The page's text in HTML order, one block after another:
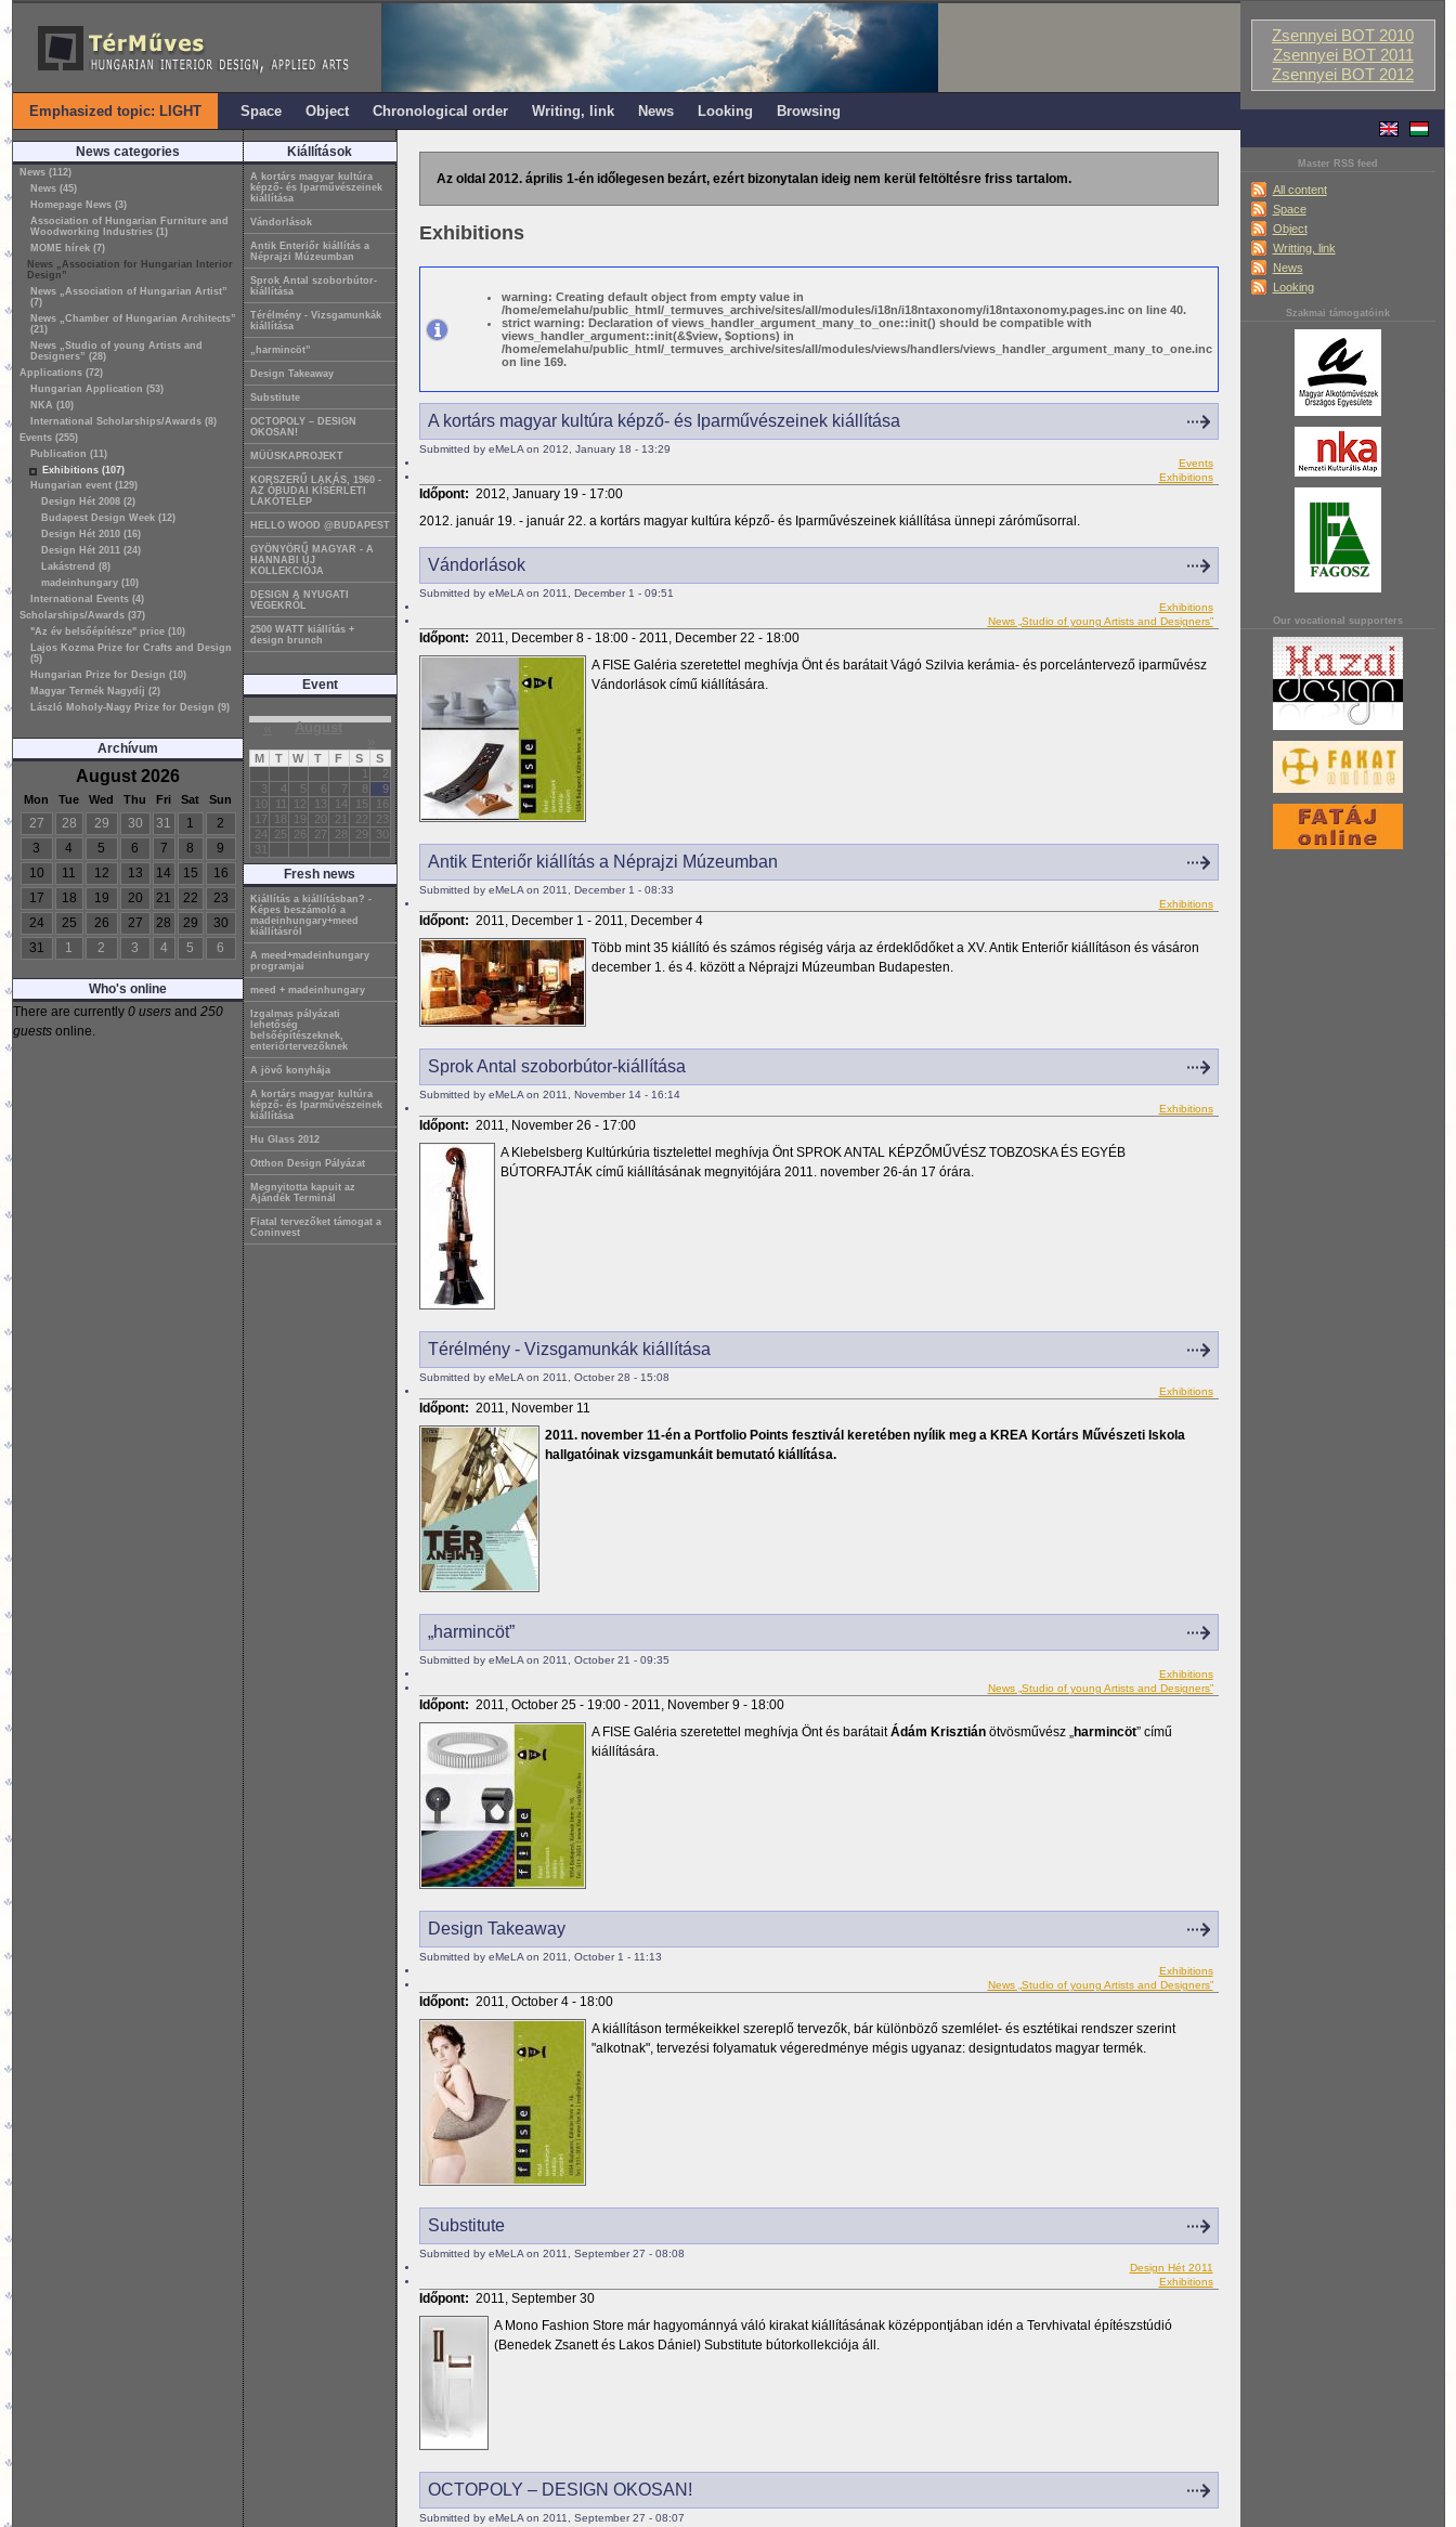
Zsennyei BOT 2010
Zsennyei BOT 2011
Zsennyei BOT 2012
Master RSS feed
All content
Space
Object
Writting, link
News
Looking
Szakmai támogatóink
Our vocational supporters
Emphasized topic: LIGHT Space Object Chronological order Writing, link News Looking Browsing
News categories
News (112)
News (45)
Homepage News (3)
Association of Hungarian Furniture and
Woodworking Industries (1)
MOME hírek (7)
News „Association for Hungarian Interior
Design”
News „Association of Hungarian Artist”
(7)
News „Chamber of Hungarian Architects”
(21)
News „Studio of young Artists and
Designers” (28)
Applications (72)
Hungarian Application (53)
NKA (10)
International Scholarships/Awards (8)
Events (255)
Publication (11)
Exhibitions (107)
Hungarian event (129)
Design Hét 2008 (2)
Budapest Design Week (12)
Design Hét 2010 (16)
Design Hét 2011 (24)
Lakástrend (8)
madeinhungary (10)
International Events (4)
Scholarships/Awards (37)
"Az év belsőépítésze" price (10)
Lajos Kozma Prize for Crafts and Design
(5)
Hungarian Prize for Design (10)
Magyar Termék Nagydíj (2)
László Moholy-Nagy Prize for Design (9)
Archívum
August 2026
Mon Tue Wed Thu Fri Sat Sun
27 28 29 30 31 1
2
3
4 5 6 7 8
9
10
11 12 13 14 15
16
17
18 19 20 21 22
23
24
25 26 27 28 29
30
31
1 2 3 4 5 6
Who's online
There are currently 0 usersand 250
guestsonline.
Kiállítások
A kortárs magyar kultúra
képző- és Iparművészeinek
kiállítása
Vándorlások
Antik Enteriőr kiállítás a
Néprajzi Múzeumban
Sprok Antal szoborbútor-
kiállítása
Térélmény - Vizsgamunkák
kiállítása
„harmincöt”
Design Takeaway
Substitute
OCTOPOLY – DESIGN
OKOSAN!
MÜÜSKAPROJEKT
KORSZERŰ LAKÁS, 1960 -
AZ ÓBUDAI KÍSÉRLETI
LAKÓTELEP
HELLO WOOD @BUDAPEST
GYÖNYÖRŰ MAGYAR - A
HANNABI ÚJ
KOLLEKCIÓJA
DESIGN A NYUGATI
VÉGEKRŐL
2500 WATT kiállítás +
design brunch
Event
« August
M T W T F S
S
1
2
3
4 5 6 7 8
9
10
11 12 13 14 15
16
17
18 19 20 21 22
23
24
25 26 27 28 29
30
31
Fresh news
Kiállítás a kiállításban? -
Képes beszámoló a
madeinhungary+meed
kiállításról
A meed+madeinhungary
programjai
meed + madeinhungary
Izgalmas pályázati
lehetőség
belsőépítészeknek,
enteriőrtervezőknek
A jövő konyhája
A kortárs magyar kultúra
képző- és Iparművészeinek
kiállítása
Hu Glass 2012
Otthon Design Pályázat
Megnyitotta kapuit az
Ajándék Terminál
Fiatal tervezőket támogat a
Coninvest
Az oldal 2012. április 1-én időlegesen bezárt, ezért bizonytalan ideig nem kerül feltöltésre friss tartalom.
Exhibitions
warning: Creating default object from empty value in
/home/emelahu/public_html/_termuves_archive/sites/all/modules/i18n/i18ntaxonomy/i18ntaxonomy.pages.inc on line 40.
strict warning: Declaration of views_handler_argument_many_to_one::init() should be compatible with
views_handler_argument::init(&$view, $options) in
/home/emelahu/public_html/_termuves_archive/sites/all/modules/views/handlers/views_handler_argument_many_to_one.inc
on line 169.
A kortárs magyar kultúra képző- és Iparművészeinek kiállítása
Submitted by eMeLA on 2012, January 18 - 13:29
Events
Exhibitions
Időpont: 2012, January 19 - 17:00
2012. január 19. - január 22. a kortárs magyar kultúra képző- és Iparművészeinek kiállítása ünnepi záróműsorral.
Vándorlások
Submitted by eMeLA on 2011, December 1 - 09:51
Exhibitions
News „Studio of young Artists and Designers”
Időpont: 2011, December 8 - 18:00- 2011, December 22 - 18:00
A FISE Galéria szeretettel meghívja Önt és barátait Vágó Szilvia kerámia- és porcelántervező iparművész
Vándorlások című kiállítására.
Antik Enteriőr kiállítás a Néprajzi Múzeumban
Submitted by eMeLA on 2011, December 1 - 08:33
Exhibitions
Időpont: 2011, December 1 - 2011, December 4
Több mint 35 kiállító és számos régiség várja az érdeklődőket a XV. Antik Enteriőr kiállításon és vásáron
december 1. és 4. között a Néprajzi Múzeumban Budapesten.
Sprok Antal szoborbútor-kiállítása
Submitted by eMeLA on 2011, November 14 - 16:14
Exhibitions
Időpont: 2011, November 26 - 17:00
A Klebelsberg Kultúrkúria tisztelettel meghívja Önt SPROK ANTAL KÉPZŐMŰVÉSZ TOBZOSKA ÉS EGYÉB
BÚTORFAJTÁK című kiállításának megnyitójára 2011. november 26-án 17 órára.
Térélmény - Vizsgamunkák kiállítása
Submitted by eMeLA on 2011, October 28 - 15:08
Exhibitions
Időpont: 2011, November 11
2011. november 11-én a Portfolio Points fesztivál keretében nyílik meg a KREA Kortárs Művészeti Iskola
hallgatóinak vizsgamunkáit bemutató kiállítása.
„harmincöt”
Submitted by eMeLA on 2011, October 21 - 09:35
Exhibitions
News „Studio of young Artists and Designers”
Időpont: 2011, October 25 - 19:00- 2011, November 9 - 18:00
A FISE Galéria szeretettel meghívja Önt és barátaitÁdám Krisztiánötvösművész „harmincöt” című
kiállítására.
Design Takeaway
Submitted by eMeLA on 2011, October 1 - 11:13
Exhibitions
News „Studio of young Artists and Designers”
Időpont: 2011, October 4 - 18:00
A kiállításon termékeikkel szereplő tervezők, bár különböző szemlélet- és esztétikai rendszer szerint
"alkotnak", tervezési folyamatuk végeredménye mégis ugyanaz: designtudatos magyar termék.
Substitute
Submitted by eMeLA on 2011, September 27 - 08:08
Design Hét 2011
Exhibitions
Időpont: 2011, September 30
A Mono Fashion Store már hagyománnyá váló kirakat kiállításának középpontjában idén a Tervhivatal építészstúdió
(Benedek Zsanett és Lakos Dániel) Substitute bútorkollekciója áll.
OCTOPOLY – DESIGN OKOSAN!
Submitted by eMeLA on 2011, September 27 - 08:07